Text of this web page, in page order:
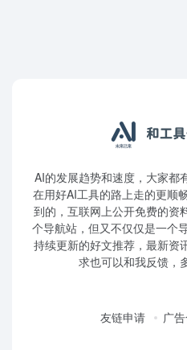
AI的发展趋势和速度，大家都
在用好AI工具的路上走的更顺
到的，互联网上公开免费的资
个导航站，但又不仅仅是一个
持续更新的好文推荐，最新资
求也可以和我反馈，
友链申请 广